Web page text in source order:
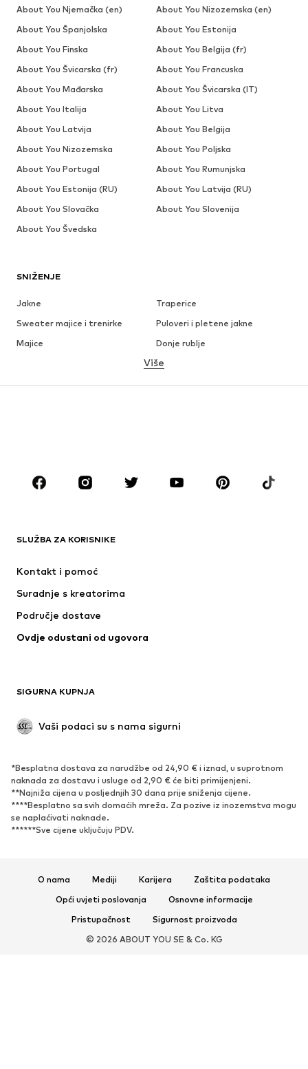
SNIŽENJE
Jakne
Traperice
Sweater majice i trenirke
Puloveri i pletene jakne
Majice
Donje rublje
Košulje
Kaputi
Odijela i sakoi
ODJEĆA
Jakne
Odijela i sakoi
Kupaći kostimi
Posebne prigode
OBUĆA
Novo
Otvorena obuća
Ekskluzivno
SPORT
Sportska odjeća
Šilterice i kape
Torbe i ruksaci
Više
SLUŽBA ZA KORISNIKE
Kontakt i pomoć
Suradnje s kreatorima
Područje dostave
Ovdje odustani od ugovora
SIGURNA KUPNJA
Vaši podaci su s nama sigurni
*Besplatna dostava za narudžbe od 24,90 € i iznad, u suprotnom
naknada za dostavu i usluge od 2,90 € će biti primijenjeni.
**Najniža cijena u posljednjih 30 dana prije sniženja cijene.
****Besplatno sa svih domaćih mreža. Za pozive iz inozemstva mogu
se naplaćivati ​​naknade.
******Sve cijene uključuju PDV.
O nama Mediji Karijera
Zaštita podataka
Opći uvjeti poslovanja
Osnovne informacije
Pristupačnost
Sigurnost proizvoda
© 2026 ABOUT YOU SE & Co. KG
About You Njemačka (en)
About You Nizozemska (en)
About You Španjolska
About You Estonija
About You Finska
About You Belgija (fr)
About You Švicarska (fr)
About You Francuska
About You Mađarska
About You Švicarska (IT)
About You Italija
About You Litva
About You Latvija
About You Belgija
About You Nizozemska
About You Poljska
About You Portugal
About You Rumunjska
About You Estonija (RU)
About You Latvija (RU)
About You Slovačka
About You Slovenija
About You Švedska